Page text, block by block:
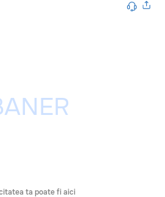
ta poate fi aici